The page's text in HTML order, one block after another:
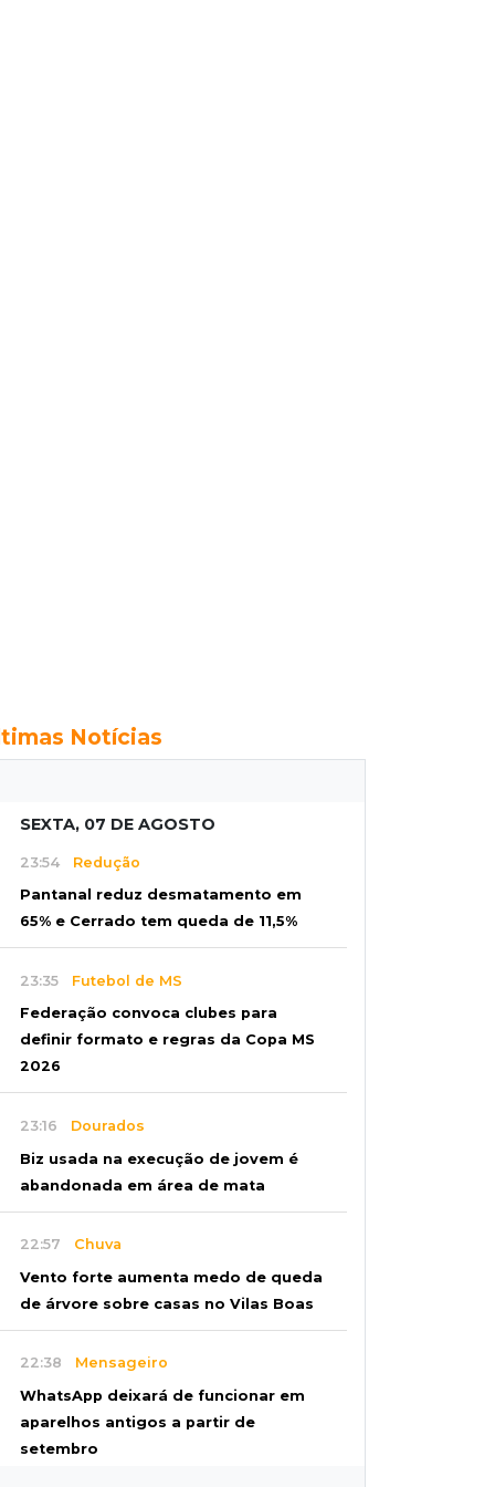
Notícias
SEXTA, 07 DE AGOSTO
23:54 Redução
Pantanal reduz desmatamento em
65% e Cerrado tem queda de 11,5%
23:35 Futebol de MS
Federação convoca clubes para
definir formato e regras da Copa MS
2026
23:16 Dourados
Biz usada na execução de jovem é
abandonada em área de mata
22:57 Chuva
Vento forte aumenta medo de queda
de árvore sobre casas no Vilas Boas
22:38 Mensageiro
WhatsApp deixará de funcionar em
aparelhos antigos a partir de
setembro